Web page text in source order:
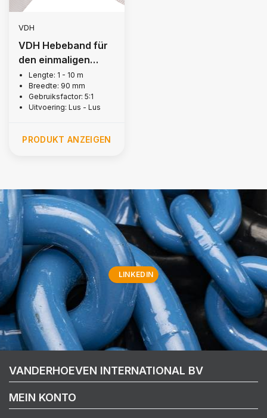
VDH
VDH Hebeband für
den einmaligen
Gebrauch, 2 Tonne
Lengte: 1 - 10 m
Breedte: 90 mm
Gebruiksfactor: 5:1
Uitvoering: Lus - Lus
PRODUKT ANZEIGEN
LINKEDIN
VANDERHOEVEN INTERNATIONAL BV
MEIN KONTO